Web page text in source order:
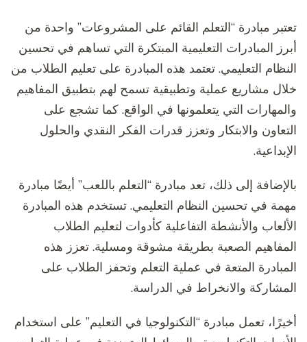
تعتبر مبادرة “التعلم القائم على المشروعات” واحدة من
أبرز المبادرات التعليمية المبتكرة التي تساهم في تحسين
النظام التعليمي. تعتمد هذه المبادرة على تعليم الطلاب من
خلال مشاريع عملية وتطبيقية تسمح لهم بتطبيق المفاهيم
والمهارات التي يتعلمونها في الواقع. كما تشجع على
التعاون والابتكار وتعزز قدرات الفكر النقدي والحلول
الإبداعية.
بالإضافة إلى ذلك، تعد مبادرة “التعلم باللعب” أيضًا مبادرة
مهمة في تحسين النظام التعليمي. تستخدم هذه المبادرة
الألعاب والأنشطة التفاعلية كأدوات لتعليم الطلاب
المفاهيم الصعبة بطريقة مشوقة ومسلية. تعزز هذه
المبادرة المتعة في عملية التعلم وتحفز الطلاب على
المشاركة والانخراط في الدراسة.
أخيرًا، تعمل مبادرة “التكنولوجيا في التعليم” على استخدام